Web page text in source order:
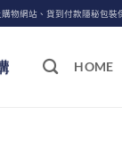
物網站、貨到付款隱秘包裝
HOME